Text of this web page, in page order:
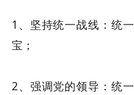
1、坚持统一战线：统
宝；
2、强调党的领导：统